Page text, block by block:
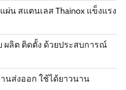
ผ่น สแตนเลส Thainox แข็งแรง
ผลิต ติดตั้ง ด้วยประสบการณ์
นส่งออก ใช้ได้ยาวนาน